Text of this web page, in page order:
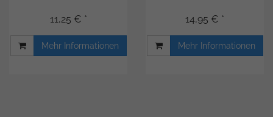
11,25 € *
Mehr Informationen
14,95 € *
Mehr Informationen